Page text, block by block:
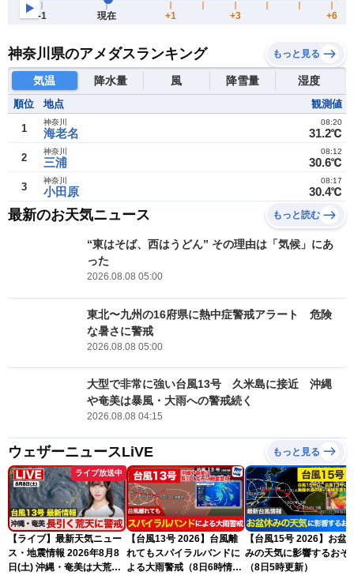
神奈川県のアメダスランキング もっと見る
気温 降水量 風 降雪量 湿度
順位 地点 観測値
1 海老名
神奈川
31.2℃
08:20
2 三浦
神奈川
30.6℃
08:12
3 小田原
神奈川
30.4℃
08:17
最新のお天気ニュース もっと読む
“東はそば、西はうどん” その理由は「気候」にあ
った
2026.08.08 05:00
東北〜九州の16府県に熱中症警戒アラート 危険
な暑さに警戒
2026.08.08 05:00
大型で非常に強い台風13号 久米島に接近 沖縄
や奄美は暴風・大雨への警戒続く
2026.08.08 04:15
ウェザーニュースLiVE もっと見る
ライブ放送中
【ライブ】最新天気ニュー
ス・地震情報 2026年8月8
日(土) 沖縄・奄美は大荒れ
【台風13号 2026】台風離
れてもスパイラルバンドに
よる大雨警戒（8日6時情
【台風15号 2026】お盆
みの天気に影響するおそ
（8日5時更新）